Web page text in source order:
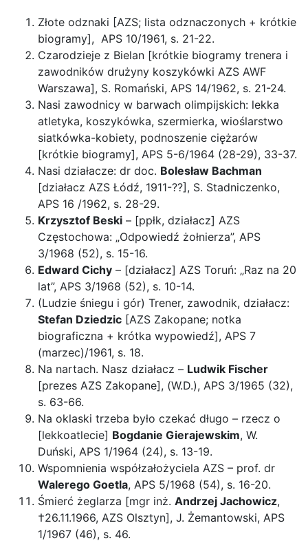
Złote odznaki [AZS; lista odznaczonych + krótkie
biogramy], APS 10/1961, s. 21-22.
Czarodzieje z Bielan [krótkie biogramy trenera i
zawodników drużyny koszykówki AZS AWF
Warszawa], S. Romański, APS 14/1962, s. 21-24.
Nasi zawodnicy w barwach olimpijskich: lekka
atletyka, koszykówka, szermierka, wioślarstwo
siatkówka-kobiety, podnoszenie ciężarów
[krótkie biogramy], APS 5-6/1964 (28-29), 33-37.
Nasi działacze: dr doc. Bolesław Bachman
[działacz AZS Łódź, 1911-??], S. Stadniczenko,
APS 16 /1962, s. 28-29.
Krzysztof Beski – [ppłk, działacz] AZS
Częstochowa: „Odpowiedź żołnierza”, APS
3/1968 (52), s. 15-16.
Edward Cichy – [działacz] AZS Toruń: „Raz na 20
lat”, APS 3/1968 (52), s. 10-14.
(Ludzie śniegu i gór) Trener, zawodnik, działacz:
Stefan Dziedzic [AZS Zakopane; notka
biograficzna + krótka wypowiedź], APS 7
(marzec)/1961, s. 18.
Na nartach. Nasz działacz – Ludwik Fischer
[prezes AZS Zakopane], (W.D.), APS 3/1965 (32),
s. 63-66.
Na oklaski trzeba było czekać długo – rzecz o
[lekkoatlecie] Bogdanie Gierajewskim, W.
Duński, APS 1/1964 (24), s. 13-19.
Wspomnienia współzałożyciela AZS – prof. dr
Walerego Goetla, APS 5/1968 (54), s. 16-20.
Śmierć żeglarza [mgr inż. Andrzej Jachowicz,
†26.11.1966, AZS Olsztyn], J. Żemantowski, APS
1/1967 (46), s. 46.